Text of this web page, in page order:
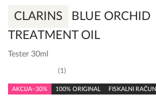
CLARINS
BLUE ORCHID
TREATMENT OIL
rating
1
AKCIJA−30% 100% ORIGINAL FISKALNI RAČUN
Tester 30ml